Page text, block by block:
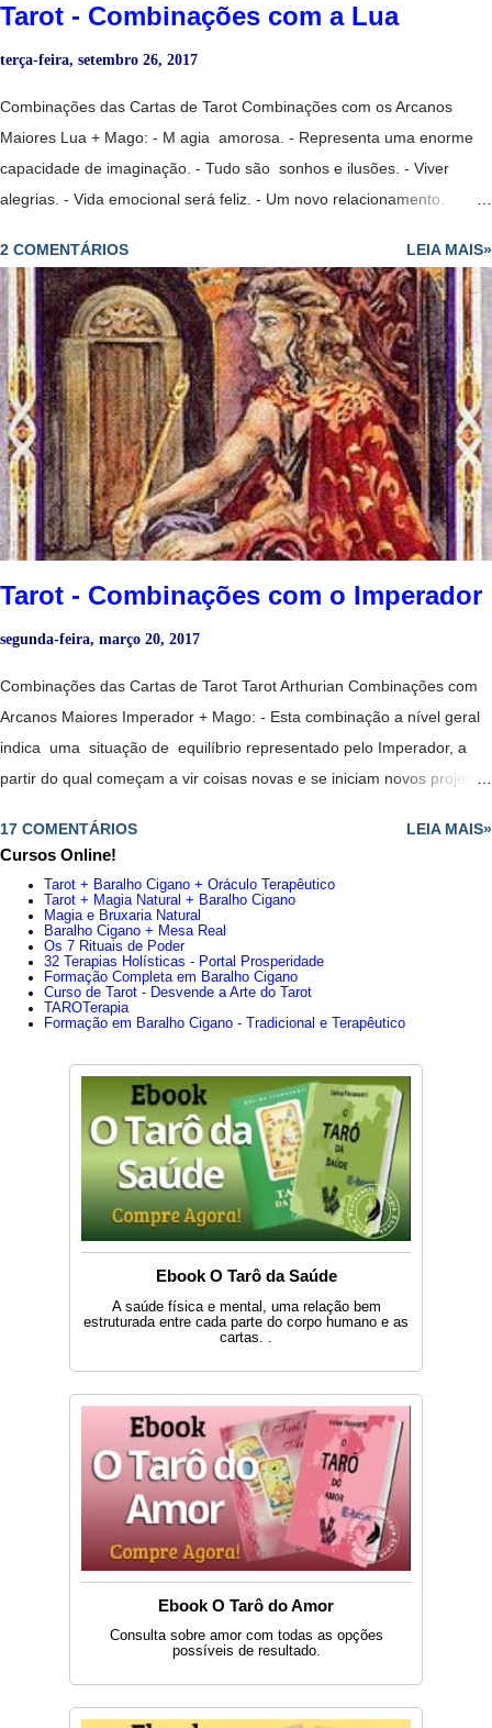
Tarot - Combinações com a Lua
terça-feira, setembro 26, 2017
Combinações das Cartas de Tarot Combinações com os Arcanos
Maiores Lua + Mago: - M agia amorosa. - Representa uma enorme
capacidade de imaginação. - Tudo são sonhos e ilusões. - Viver
alegrias. - Vida emocional será feliz. - Um novo relacionamento.
que nos ajuda a superar uma grande tristeza. Lua Invertida + Mago
Invertido: - Pessoa pouco confiável. Lua + Mago + Sacerdotisa: - M
agia amorosa. - Uma musa. Lua + Mago + Sol: - Altos e baixos. -
Inquietações. Lua + Sacerdotisa: - P erseguir o secreto e o oculto.
Sharman-Caselli Tarot - Clarividência. - Sentir uma grande solidão. -
Tristeza, falta de comunicação. - Introversão. - Uma pessoa
extremamente sensível, mas não manipula muito bem as suas
capacidades. - Amor platônico irrealizável. - Período de extrema
cautela, nada é o que parece. - Magia amorosa. - Ma terni...
2 COMENTÁRIOS LEIA MAIS»
Tarot - Combinações com o Imperador
segunda-feira, março 20, 2017
Combinações das Cartas de Tarot Tarot Arthurian Combinações com
Arcanos Maiores Imperador + Mago: - Esta combinação a nível geral
indica uma situação de equilíbrio representado pelo Imperador, a
partir do qual começam a vir coisas novas e se iniciam novos projetos,
anunciam que está em uma posição privilegiada e que têm
Aconselha confiar em uma pessoa jovem, mas determinado, cheio de
ideias. - Possibilidade de colaboração entre pai e filho. -
É aconselhável confiar em uma pessoa jovem, mas determinado,
cheio de ideias; - Possibilidade de colaboração entre pai e filho.
- Reuniões, contatos, tudo está em movimento e novidade, falam de
para empreender algo. - Possível início de um relacionamento sério.
Trabalho : -Sempre em m...
17 COMENTÁRIOS
LEIA MAIS»
Cursos Online!
Tarot + Baralho Cigano + Oráculo Terapêutico
Tarot + Magia Natural + Baralho Cigano
Magia e Bruxaria Natural
Baralho Cigano + Mesa Real
Os 7 Rituais de Poder
32 Terapias Holísticas - Portal Prosperidade
Formação Completa em Baralho Cigano
Curso de Tarot - Desvende a Arte do Tarot
TAROTerapia
Formação em Baralho Cigano - Tradicional e Terapêutico
Ebook O Tarô da Saúde
A saúde física e mental, uma relação bem
estruturada entre cada parte do corpo humano e as
cartas. .
Ebook O Tarô do Amor
Consulta sobre amor com todas as opções
possíveis de resultado.